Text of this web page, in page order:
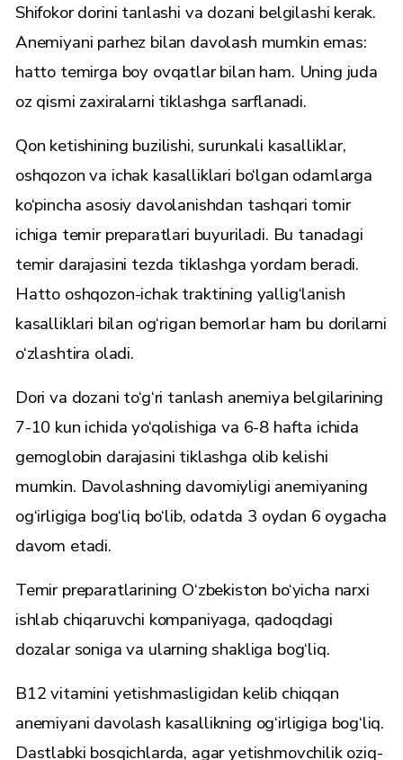
Shifokor dorini tanlashi va dozani belgilashi kerak.
Anemiyani parhez bilan davolash mumkin emas:
hatto temirga boy ovqatlar bilan ham. Uning juda
oz qismi zaxiralarni tiklashga sarflanadi.
Qon ketishining buzilishi, surunkali kasalliklar,
oshqozon va ichak kasalliklari bo‘lgan odamlarga
ko‘pincha asosiy davolanishdan tashqari tomir
ichiga temir preparatlari buyuriladi. Bu tanadagi
temir darajasini tezda tiklashga yordam beradi.
Hatto oshqozon-ichak traktining yallig‘lanish
kasalliklari bilan og‘rigan bemorlar ham bu dorilarni
o‘zlashtira oladi.
Dori va dozani to‘g‘ri tanlash anemiya belgilarining
7-10 kun ichida yo‘qolishiga va 6-8 hafta ichida
gemoglobin darajasini tiklashga olib kelishi
mumkin. Davolashning davomiyligi anemiyaning
og‘irligiga bog‘liq bo‘lib, odatda 3 oydan 6 oygacha
davom etadi.
Temir preparatlarining O‘zbekiston bo‘yicha narxi
ishlab chiqaruvchi kompaniyaga, qadoqdagi
dozalar soniga va ularning shakliga bog‘liq.
B12 vitamini yetishmasligidan kelib chiqqan
anemiyani davolash kasallikning og‘irligiga bog‘liq.
Dastlabki bosqichlarda, agar yetishmovchilik oziq-